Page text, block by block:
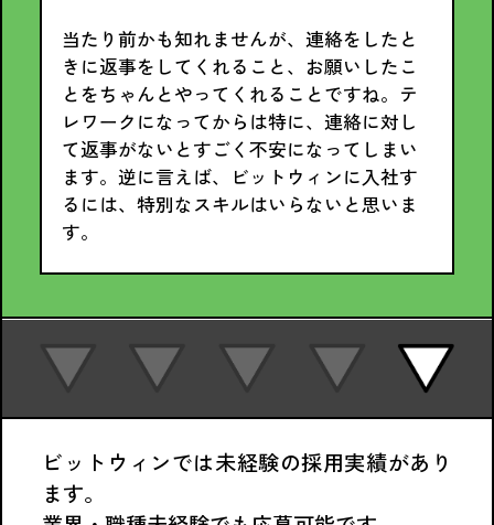
当たり前かも知れませんが、連絡をしたと
きに返事をしてくれること、お願いしたこ
とをちゃんとやってくれることですね。テ
レワークになってからは特に、連絡に対し
て返事がないとすごく不安になってしまい
ます。逆に言えば、ビットウィンに入社す
るには、特別なスキルはいらないと思いま
す。
ビットウィンでは未経験の採用実績があり
ます。